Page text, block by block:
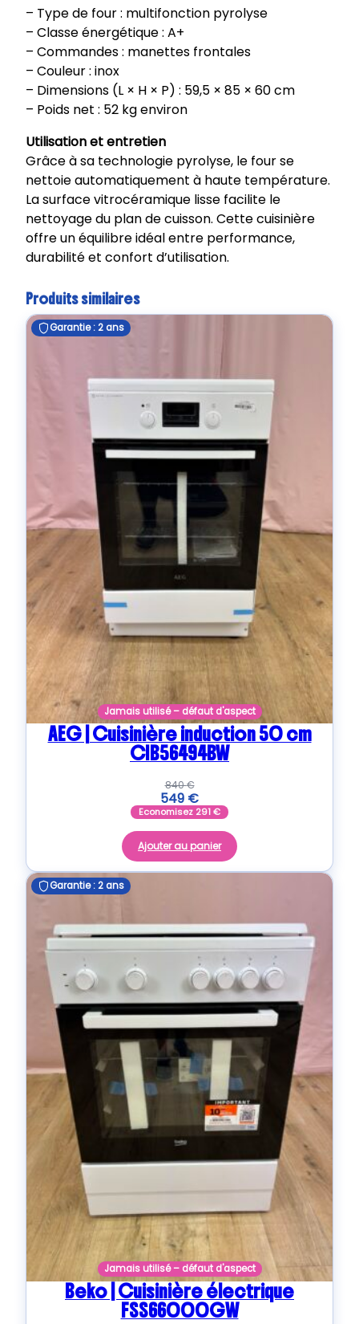
– Type de four : multifonction pyrolyse
– Classe énergétique : A+
– Commandes : manettes frontales
– Couleur : inox
– Dimensions (L × H × P) : 59,5 × 85 × 60 cm
– Poids net : 52 kg environ
Utilisation et entretien
Grâce à sa technologie pyrolyse, le four se
nettoie automatiquement à haute température.
La surface vitrocéramique lisse facilite le
nettoyage du plan de cuisson. Cette cuisinière
offre un équilibre idéal entre performance,
durabilité et confort d’utilisation.
Produits similaires
Garantie : 2 ans
Jamais utilisé – défaut d'aspect
AEG | Cuisinière induction 50 cm
CIB56494BW
840€
549 €
Economisez 291€
Ajouter au panier
Garantie : 2 ans
Jamais utilisé – défaut d'aspect
Beko | Cuisinière électrique
FSS66000GW